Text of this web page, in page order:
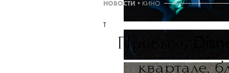
НОВОСТИ • КИНО
Прибыль
квартале,